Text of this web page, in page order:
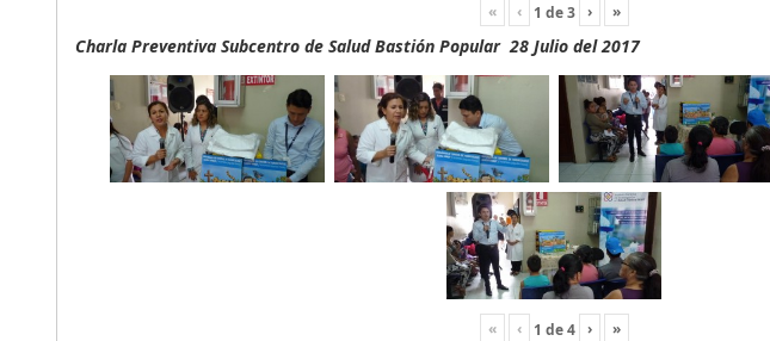
« ‹ 1 de3 › »
Charla Preventiva Subcentro de Salud Bastión Popular 28 Julio del 2017
« ‹ 1 de4 › »